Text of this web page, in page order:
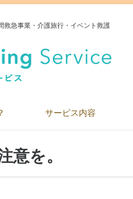
救急事業・介護旅行・イベント救護
サービス内容
意を。